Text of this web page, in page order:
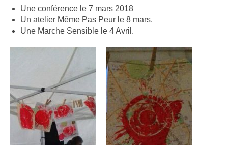
Une conférence le 7 mars 2018
Un atelier Même Pas Peur le 8 mars.
Une Marche Sensible le 4 Avril.